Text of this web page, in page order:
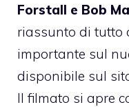
Forstall e Bob
riassunto di tutto
importante sul
disponibile sul
Il filmato si apre